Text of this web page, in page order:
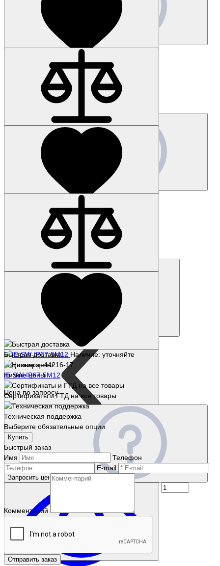
Наличие: уточняйте
Код товара: 14323-01
7MH5118-3GD00
Цена по запросу
Наличие: уточняйте
Код товара: 61427-01
6FX8008-1BD11-3AA0
Наличие: уточняйте
Код товара: 44216-17
IE-SW-IP67-5M12
Цена по запросу
Запросить цену
Быстрая доставка
Низкие цены
Сертификаты и ГТД на все товары
Техническая поддержка
Выберите обязательные опции
Купить
Быстрый заказ
Имя
Телефон
E-mail
Комментарий
Отправить заказ